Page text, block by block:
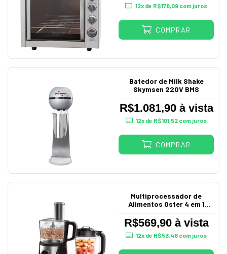
12x de R$178,09 com juros
COMPRAR
Batedor de Milk Shake
Skymsen 220V BMS
R$1.081,90 à vista
12x de R$101,52com juros
COMPRAR
Multiprocessador de
Alimentos Oster 4 em 1
R$569,90 à vista
12x de R$53,48com juros